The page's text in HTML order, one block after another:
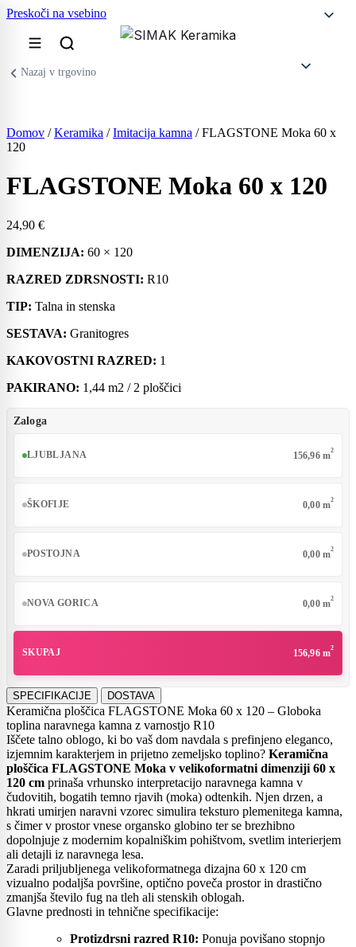
Preskoči na vsebino
Nazaj v trgovino
Domov /Keramika /Imitacija kamna / FLAGSTONE Moka 60 x
120
FLAGSTONE Moka 60 x 120
24,90 €
DIMENZIJA: 60 × 120
RAZRED ZDRSNOSTI: R10
TIP: Talna in stenska
SESTAVA: Granitogres
KAKOVOSTNI RAZRED: 1
PAKIRANO: 1,44 m2 / 2 ploščici
Zaloga
LJUBLJANA 156,96 m2
ŠKOFIJE 0,00 m2
POSTOJNA 0,00 m2
NOVA GORICA 0,00 m2
SKUPAJ 156,96 m2
SPECIFIKACIJE DOSTAVA
Keramična ploščica FLAGSTONE Moka 60 x 120 – Globoka
toplina naravnega kamna z varnostjo R10
Iščete talno oblogo, ki bo vaš dom navdala s prefinjeno eleganco,
izjemnim karakterjem in prijetno zemeljsko toplino? Keramična
ploščica FLAGSTONE Moka v velikoformatni dimenziji 60 x
120 cm prinaša vrhunsko interpretacijo naravnega kamna v
čudovitih, bogatih temno rjavih (moka) odtenkih. Njen drzen, a
hkrati umirjen naravni vzorec simulira teksturo plemenitega kamna,
s čimer v prostor vnese organsko globino ter se brezhibno
dopolnjuje z modernim kopalniškim pohištvom, svetlim interierjem
ali detajli iz naravnega lesa.
Zaradi priljubljenega velikoformatnega dizajna 60 x 120 cm
vizualno podaljša površine, optično poveča prostor in drastično
zmanjša število fug na tleh ali stenskih oblogah.
Glavne prednosti in tehnične specifikacije:
Protizdrsni razred R10: Ponuja povišano stopnjo